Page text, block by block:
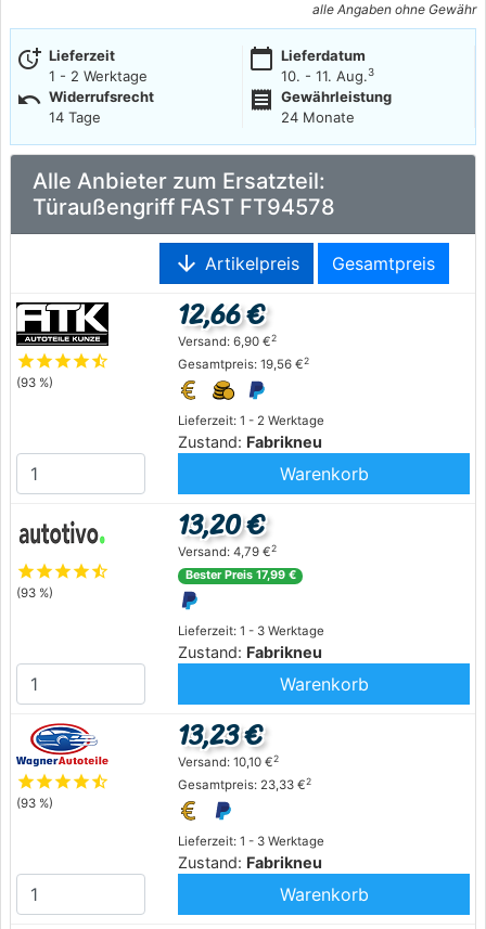
alle Angaben ohne Gewähr
more_time Lieferzeit
1 - 2 Werktage
calendar_today Lieferdatum
10. - 11. Aug.3
undo Widerrufsrecht
14 Tage
receipt
Gewährleistung
24 Monate
Alle Anbieter zum Ersatzteil:
Türaußengriff FAST FT94578
arrow_downward Artikelpreis Gesamtpreis
starstarstarstarstar_half
(93 %)
Lieferzeit: 1 - 2 Werktage
Zustand: Fabrikneu
12,66 €
Versand: 6,90 €2
Gesamtpreis: 19,56 €2
Warenkorb
starstarstarstarstar_half
(93 %)
Lieferzeit: 1 - 3 Werktage
Zustand: Fabrikneu
13,20 €
Versand: 4,79 €2
Bester Preis 17,99 €
Warenkorb
starstarstarstarstar_half
(93 %)
Lieferzeit: 1 - 3 Werktage
Zustand: Fabrikneu
13,23 €
Versand: 10,10 €2
Gesamtpreis: 23,33 €2
Warenkorb